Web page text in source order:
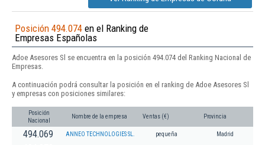
Posición 494.074 en el Ranking de
Empresas Españolas
Adoe Asesores Sl se encuentra en la posición 494.074 del Ranking Nacional de
Empresas.
A continuación podrá consultar la posición en el ranking de Adoe Asesores Sl
y empresas con posiciones similares:
Posición
Nacional
Nombre de la empresa Ventas (€) Provincia
494.069 ANNEO TECHNOLOGIES SL. pequeña Madrid